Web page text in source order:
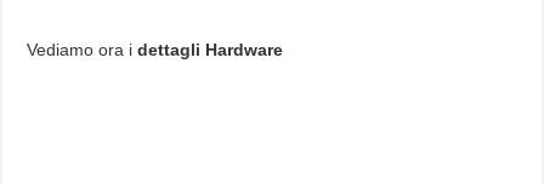
Vediamo ora idettagli Hardware